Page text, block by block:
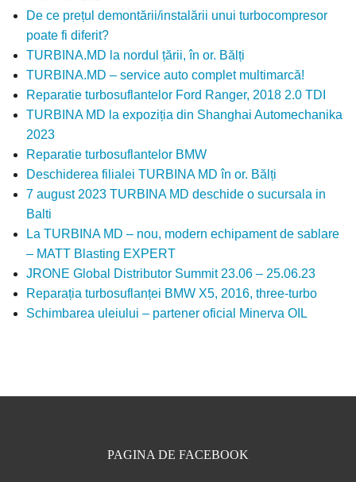
De ce prețul demontării/instalării unui turbocompresor
poate fi diferit?
TURBINA.MD la nordul țării, în or. Bălți
TURBINA.MD – service auto complet multimarcă!
Reparatie turbosuflantelor Ford Ranger, 2018 2.0 TDI
TURBINA MD la expoziția din Shanghai Automechanika
2023
Reparatie turbosuflantelor BMW
Deschiderea filialei TURBINA MD în or. Bălți
7 august 2023 TURBINA MD deschide o sucursala in
Balti
La TURBINA MD – nou, modern echipament de sablare
– MATT Blasting EXPERT
JRONE Global Distributor Summit 23.06 – 25.06.23
Reparația turbosuflanței BMW X5, 2016, three-turbo
Schimbarea uleiului – partener oficial Minerva OIL
PAGINA DE FACEBOOK